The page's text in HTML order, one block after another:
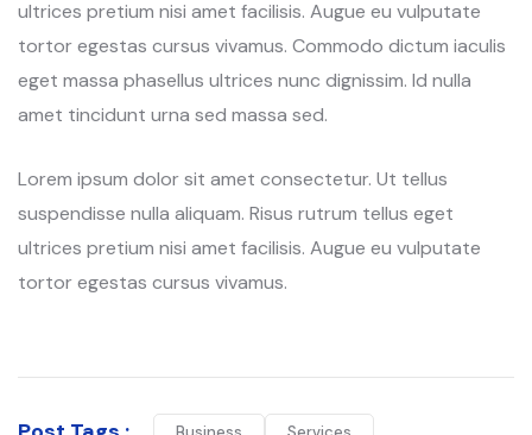
ultrices pretium nisi amet facilisis. Augue eu vulputate
tortor egestas cursus vivamus. Commodo dictum iaculis
eget massa phasellus ultrices nunc dignissim. Id nulla
amet tincidunt urna sed massa sed.
Lorem ipsum dolor sit amet consectetur. Ut tellus
suspendisse nulla aliquam. Risus rutrum tellus eget
ultrices pretium nisi amet facilisis. Augue eu vulputate
tortor egestas cursus vivamus.